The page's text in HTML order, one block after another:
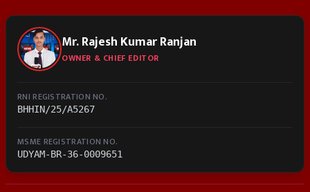
Mr. Rajesh Kumar Ranjan
OWNER & CHIEF EDITOR
RNI REGISTRATION NO.
BHHIN/25/A5267
MSME REGISTRATION NO.
UDYAM-BR-36-0009651